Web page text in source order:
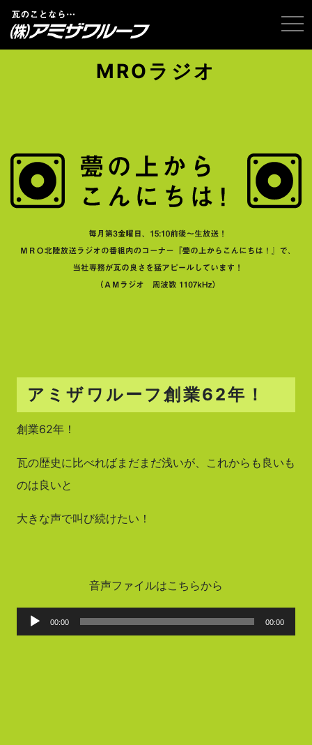
MROラジオ
アミザワルーフ創業62年！
創業62年！
瓦の歴史に比べればまだまだ浅いが、これからも良いも
のは良いと
大きな声で叫び続けたい！
音声ファイルはこちらから
音
00:00 00:00